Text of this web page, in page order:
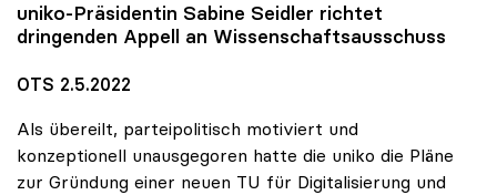
uniko-Präsidentin Sabine Seidler richtet
dringenden Appell an Wissenschaftsausschuss
OTS 2.5.2022
Als übereilt, parteipolitisch motiviert und
konzeptionell unausgegoren hatte die uniko die Pläne
zur Gründung einer neuen TU für Digitalisierung und